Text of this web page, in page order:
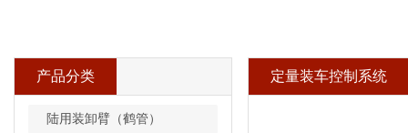
产品分类
陆用装卸臂（鹤管）
定量装车控制系统